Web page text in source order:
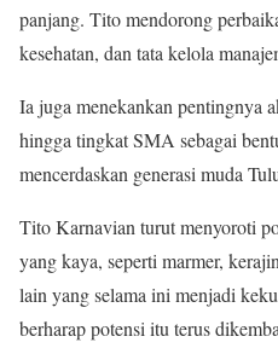
panjang. Tito mendorong
kesehatan, dan tata kelola
Ia juga menekankan pentingnya
hingga tingkat SMA sebagai
mencerdaskan generasi muda
Tito Karnavian turut menyoroti
yang kaya, seperti marmer,
lain yang selama ini menjadi
berharap potensi itu terus